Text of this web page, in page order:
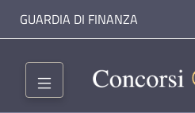
GUARDIA DI FINANZA